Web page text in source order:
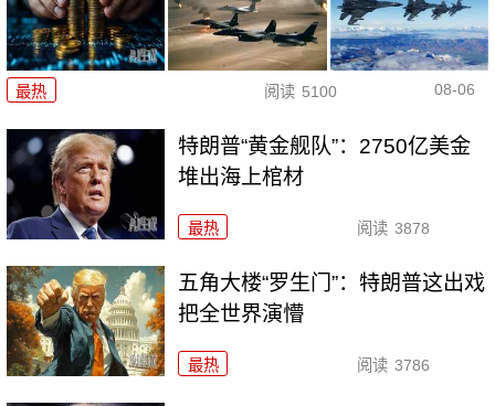
最热 阅读 5100 08-06
特朗普“黄金舰队”：2750亿美金
堆出海上棺材
最热 阅读 3878
五角大楼“罗生门”：特朗普这出戏
把全世界演懵
最热 阅读 3786